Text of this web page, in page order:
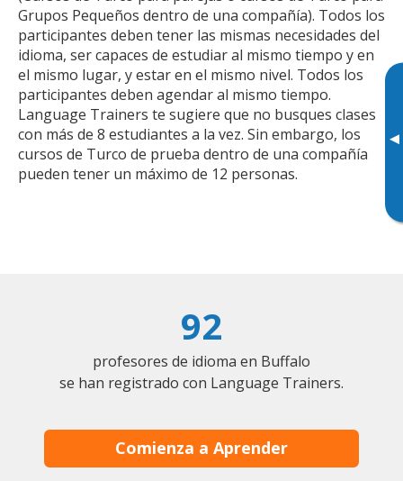
▸
Grupos Pequeños dentro de una compañía). Todos los
participantes deben tener las mismas necesidades del
idioma, ser capaces de estudiar al mismo tiempo y en
el mismo lugar, y estar en el mismo nivel. Todos los
participantes deben agendar al mismo tiempo.
Language Trainers te sugiere que no busques clases
con más de 8 estudiantes a la vez. Sin embargo, los
cursos de Turco de prueba dentro de una compañía
pueden tener un máximo de 12 personas.
92
profesores de idioma en Buffalo
se han registrado con Language Trainers.
Comienza a Aprender